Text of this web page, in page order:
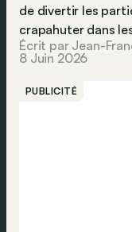
de divertir les
crapahuter dans
Écrit par Jean-
8 Juin 2026
PUBLICITÉ